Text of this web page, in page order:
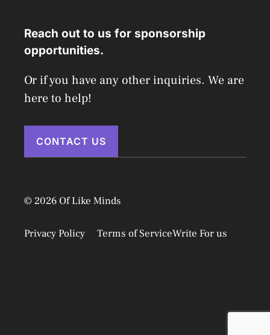
Reach out to us for sponsorship
opportunities.
Or if you have any other inquiries. We are
here to help!
CONTACT US
© 2026 Of Like Minds
Privacy Policy Terms of ServiceWrite For us